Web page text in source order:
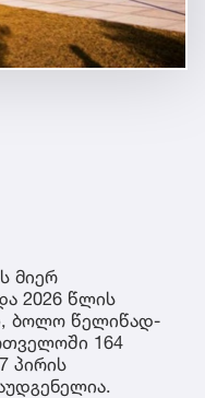
მიერ
2026 წლის
ბოლო წელიწად-
164
პირის